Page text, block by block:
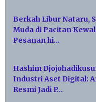
Berkah Libur Nataru,
Muda di Pacitan
Pesanan hi…
Hashim
Industri Aset Digital:
Resmi Jadi P…